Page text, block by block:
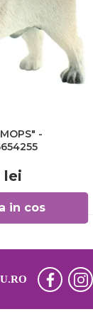
in cos
-
lei